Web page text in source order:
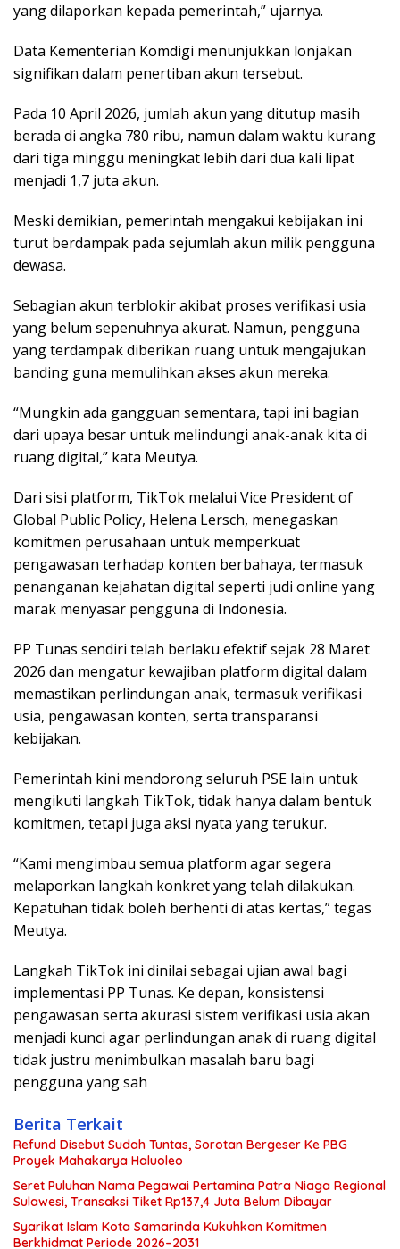
yang dilaporkan kepada pemerintah,” ujarnya.
Data Kementerian Komdigi menunjukkan lonjakan
signifikan dalam penertiban akun tersebut.
Pada 10 April 2026, jumlah akun yang ditutup masih
berada di angka 780 ribu, namun dalam waktu kurang
dari tiga minggu meningkat lebih dari dua kali lipat
menjadi 1,7 juta akun.
Meski demikian, pemerintah mengakui kebijakan ini
turut berdampak pada sejumlah akun milik pengguna
dewasa.
Sebagian akun terblokir akibat proses verifikasi usia
yang belum sepenuhnya akurat. Namun, pengguna
yang terdampak diberikan ruang untuk mengajukan
banding guna memulihkan akses akun mereka.
“Mungkin ada gangguan sementara, tapi ini bagian
dari upaya besar untuk melindungi anak-anak kita di
ruang digital,” kata Meutya.
Dari sisi platform, TikTok melalui Vice President of
Global Public Policy, Helena Lersch, menegaskan
komitmen perusahaan untuk memperkuat
pengawasan terhadap konten berbahaya, termasuk
penanganan kejahatan digital seperti judi online yang
marak menyasar pengguna di Indonesia.
PP Tunas sendiri telah berlaku efektif sejak 28 Maret
2026 dan mengatur kewajiban platform digital dalam
memastikan perlindungan anak, termasuk verifikasi
usia, pengawasan konten, serta transparansi
kebijakan.
Pemerintah kini mendorong seluruh PSE lain untuk
mengikuti langkah TikTok, tidak hanya dalam bentuk
komitmen, tetapi juga aksi nyata yang terukur.
“Kami mengimbau semua platform agar segera
melaporkan langkah konkret yang telah dilakukan.
Kepatuhan tidak boleh berhenti di atas kertas,” tegas
Meutya.
Langkah TikTok ini dinilai sebagai ujian awal bagi
implementasi PP Tunas. Ke depan, konsistensi
pengawasan serta akurasi sistem verifikasi usia akan
menjadi kunci agar perlindungan anak di ruang digital
tidak justru menimbulkan masalah baru bagi
pengguna yang sah
Berita Terkait
Refund Disebut Sudah Tuntas, Sorotan Bergeser Ke PBG
Proyek Mahakarya Haluoleo
Seret Puluhan Nama Pegawai Pertamina Patra Niaga Regional
Sulawesi, Transaksi Tiket Rp137,4 Juta Belum Dibayar
Syarikat Islam Kota Samarinda Kukuhkan Komitmen
Berkhidmat Periode 2026–2031